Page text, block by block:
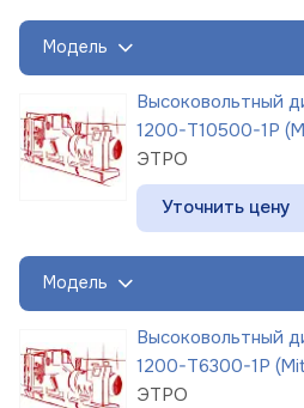
Модель
Высоковольтный
1200-Т10500-1Р
ЭТРО
Уточнить цену
Модель
Высоковольтный
1200-Т6300-1Р
ЭТРО